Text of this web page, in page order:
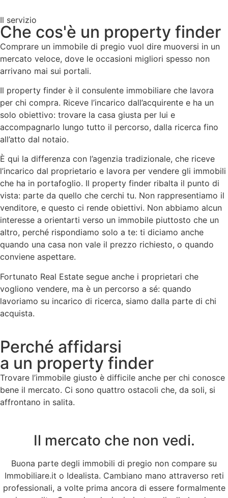
Il servizio
Che cos'è un property finder
Comprare un immobile di pregio vuol dire muoversi in un
mercato veloce, dove le occasioni migliori spesso non
arrivano mai sui portali.
Il property finder è il consulente immobiliare che lavora
per chi compra. Riceve l’incarico dall’acquirente e ha un
solo obiettivo: trovare la casa giusta per lui e
accompagnarlo lungo tutto il percorso, dalla ricerca fino
all’atto dal notaio.
È qui la differenza con l’agenzia tradizionale, che riceve
l’incarico dal proprietario e lavora per vendere gli immobili
che ha in portafoglio. Il property finder ribalta il punto di
vista: parte da quello che cerchi tu. Non rappresentiamo il
venditore, e questo ci rende obiettivi. Non abbiamo alcun
interesse a orientarti verso un immobile piuttosto che un
altro, perché rispondiamo solo a te: ti diciamo anche
quando una casa non vale il prezzo richiesto, o quando
conviene aspettare.
Fortunato Real Estate segue anche i proprietari che
vogliono vendere, ma è un percorso a sé: quando
lavoriamo su incarico di ricerca, siamo dalla parte di chi
acquista.
Perché affidarsi
a un property finder
Trovare l’immobile giusto è difficile anche per chi conosce
bene il mercato. Ci sono quattro ostacoli che, da soli, si
affrontano in salita.
Il mercato che non vedi.
Buona parte degli immobili di pregio non compare su
Immobiliare.it o Idealista. Cambiano mano attraverso reti
professionali, a volte prima ancora di essere formalmente